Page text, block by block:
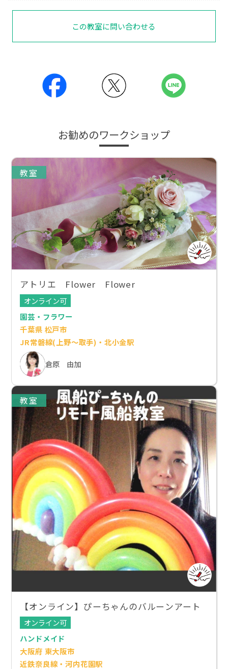
この教室に問い合わせる
お勧めのワークショップ
教室
アトリエ Flower Flower
オンライン可
園芸・フラワー
千葉県 松戸市
JR常磐線(上野～取手)・北小金駅
倉原 由加
教室
【オンライン】ぴーちゃんのバルーンアート
オンライン可
ハンドメイド
大阪府 東大阪市
近鉄奈良線・河内花園駅